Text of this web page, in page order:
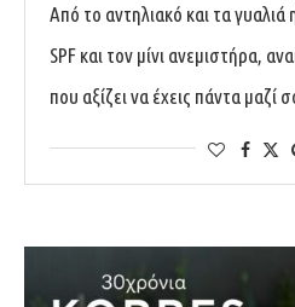
Από το αντηλιακό και τα
SPF και τον μίνι ανεμιστήρα,
που αξίζει να έχεις πάντα